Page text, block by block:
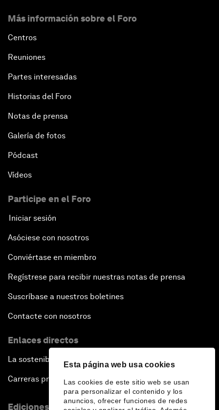
Esta página web usa cookies
Las cookies de este sitio web se usan
para personalizar el contenido y los
anuncios, ofrecer funciones de redes
Más información sobre el Foro
Centros
Reuniones
Partes interesadas
Historias del Foro
Notas de prensa
Galería de fotos
Pódcast
Vídeos
Participe en el Foro
Iniciar sesión
Asóciese con nosotros
Conviértase en miembro
Regístrese para recibir nuestras notas de prensa
Suscríbase a nuestros boletines
Contacte con nosotros
Enlaces directos
La sostenibilidad en el Foro
Carreras profesionales
Ediciones en otros idiomas